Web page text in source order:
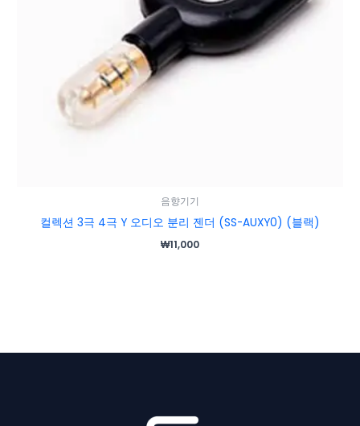
음향기기
컬렉션 3극 4극 Y 오디오 분리 젠더 (SS-AUXY0) (블랙)
₩11,000